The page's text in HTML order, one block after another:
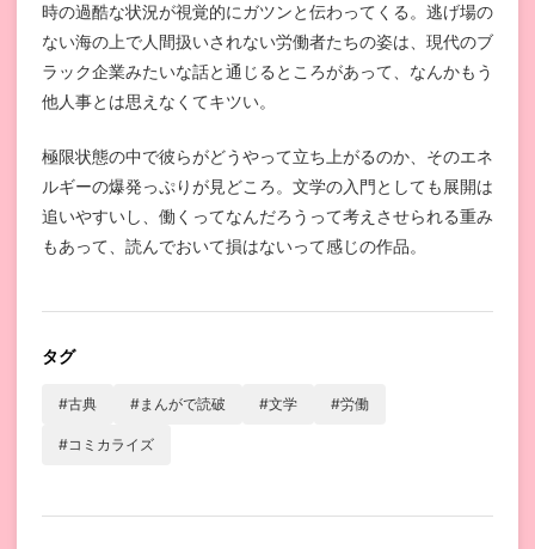
時の過酷な状況が視覚的にガツンと伝わってくる。逃げ場の
ない海の上で人間扱いされない労働者たちの姿は、現代のブ
ラック企業みたいな話と通じるところがあって、なんかもう
他人事とは思えなくてキツい。
極限状態の中で彼らがどうやって立ち上がるのか、そのエネ
ルギーの爆発っぷりが見どころ。文学の入門としても展開は
追いやすいし、働くってなんだろうって考えさせられる重み
もあって、読んでおいて損はないって感じの作品。
タグ
#古典 #まんがで読破 #文学 #労働
#コミカライズ